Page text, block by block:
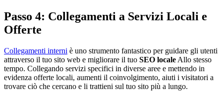
Passo 4: Collegamenti a Servizi Locali e
Offerte
Collegamenti interni è uno strumento fantastico per guidare gli utenti
attraverso il tuo sito web e migliorare il tuo SEO locale Allo stesso
tempo. Collegando servizi specifici in diverse aree e mettendo in
evidenza offerte locali, aumenti il coinvolgimento, aiuti i visitatori a
trovare ciò che cercano e li trattieni sul tuo sito più a lungo.